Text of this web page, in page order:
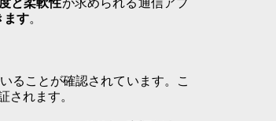
と柔軟性が求められる通信アプ
ます。
ることが確認されています。こ
されます。